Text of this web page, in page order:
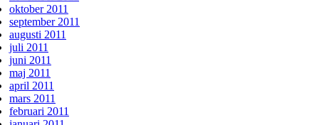
oktober 2011
september 2011
augusti 2011
juli 2011
juni 2011
maj 2011
april 2011
mars 2011
februari 2011